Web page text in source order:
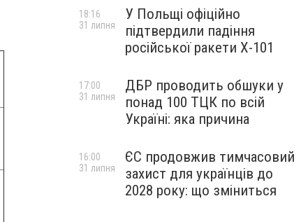
У Польщі офіційно
підтвердили падіння
російської ракети Х-101
18:16
31 липня
ДБР проводить обшуки у
понад 100 ТЦК по всій
Україні: яка причина
17:00
31 липня
ЄС продовжив тимчасовий
захист для українців до
2028 року: що зміниться
16:00
31 липня